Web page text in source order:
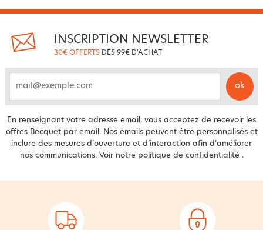
INSCRIPTION NEWSLETTER
30€ OFFERTS DÈS 99€ D'ACHAT
ok
En renseignant votre adresse email, vous acceptez de recevoir les
offres Becquet par email. Nos emails peuvent être personnalisés et
inclure des mesures d’ouverture et d’interaction afin d’améliorer
nos communications. Voir notre politique de confidentialité .